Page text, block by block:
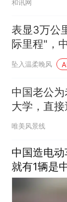
和讯网
表显3万公
际里程"，
Turbo挂牌
坠入温柔晚风
中国老公
大学，直接
车，邻居好
唯美风景线
中国造电
就有1辆是